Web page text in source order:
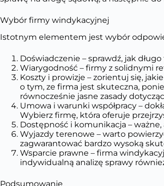
Wybór firmy windykacyjnej
Istotnym elementem jest wybór
Doświadczenie – sprawdź, jak
Wiarygodność – firmy z solidnymi
Koszty i prowizje – zorientuj się,
o tym, ze firma jest skuteczna,
równocześnie jasne zasady
Umowa i warunki współpracy –
Wybierz firmę, która oferuje
Dostępność i komunikacja –
Wyjazdy terenowe – warto
zagwarantować bardzo wysoką
Wsparcie prawne – firma
indywidualną analizę sprawy
Podsumowanie